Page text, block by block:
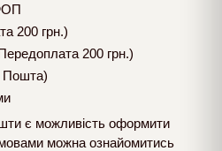
200 грн.)
200 грн.)
є можливість оформити
можна ознайомитись